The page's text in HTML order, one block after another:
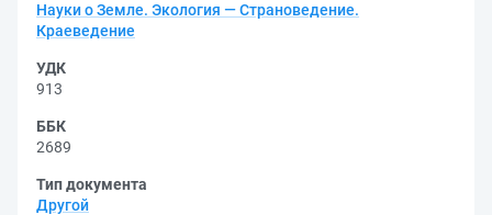
Науки о Земле. Экология — Страноведение.
Краеведение
УДК
913
ББК
2689
Тип документа
Другой